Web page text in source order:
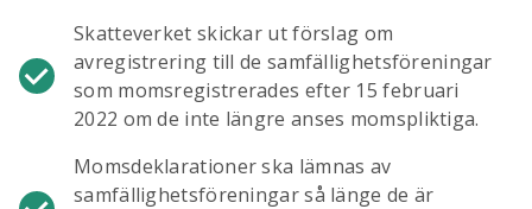
Skatteverket skickar ut förslag om
avregistrering till de samfällighetsföreningar
som momsregistrerades efter 15 februari
2022 om de inte längre anses momspliktiga.
Momsdeklarationer ska lämnas av
samfällighetsföreningar så länge de är